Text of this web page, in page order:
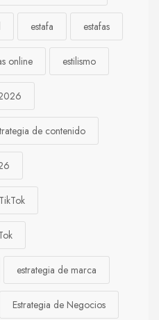
estafa estafas
online estilismo
de contenido
estrategia de marca
Estrategia de Negocios